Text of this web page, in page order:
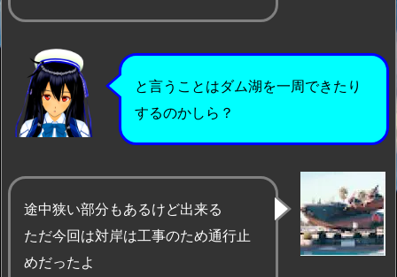
と言うことはダム湖を一周できたり
するのかしら？
途中狭い部分もあるけど出来る
ただ今回は対岸は工事のため通行止
めだったよ